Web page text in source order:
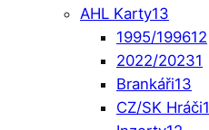
AHL Karty13
1995/199612
2022/20231
Brankáři13
CZ/SK Hráči1